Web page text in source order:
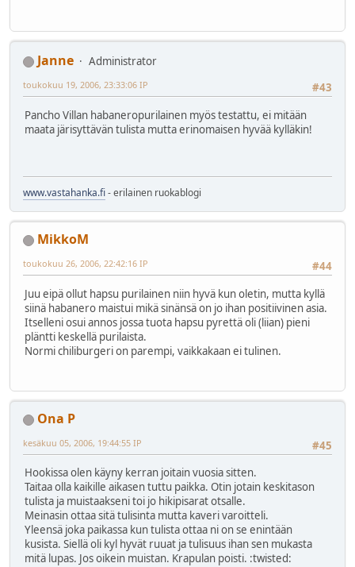
Janne
Administrator
#43
toukokuu 19, 2006, 23:33:06 IP
Pancho Villan habaneropurilainen myös testattu, ei mitään
maata järisyttävän tulista mutta erinomaisen hyvää kylläkin!
www.vastahanka.fi- erilainen ruokablogi
MikkoM
#44
toukokuu 26, 2006, 22:42:16 IP
Juu eipä ollut hapsu purilainen niin hyvä kun oletin, mutta kyllä
siinä habanero maistui mikä sinänsä on jo ihan positiivinen asia.
Itselleni osui annos jossa tuota hapsu pyrettä oli (liian) pieni
pläntti keskellä purilaista.
Normi chiliburgeri on parempi, vaikkakaan ei tulinen.
Ona P
#45
kesäkuu 05, 2006, 19:44:55 IP
Hookissa olen käyny kerran joitain vuosia sitten.
Taitaa olla kaikille aikasen tuttu paikka. Otin jotain keskitason
tulista ja muistaakseni toi jo hikipisarat otsalle.
Meinasin ottaa sitä tulisinta mutta kaveri varoitteli.
Yleensä joka paikassa kun tulista ottaa ni on se enintään
kusista. Siellä oli kyl hyvät ruuat ja tulisuus ihan sen mukasta
mitä lupas. Jos oikein muistan. Krapulan poisti. :twisted: